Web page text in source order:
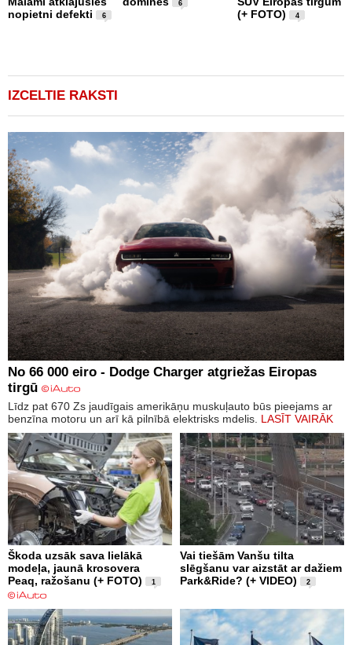
nopietni defekti
6
6
(+ FOTO)
4
IZCELTIE RAKSTI
No 66 000 eiro - Dodge Charger atgriežas Eiropas
tirgū
Līdz pat 670 Zs jaudīgais amerikāņu muskuļauto būs pieejams ar
benzīna motoru un arī kā pilnībā elektrisks mdelis. LASĪT VAIRĀK
Škoda uzsāk sava lielākā
modeļa, jaunā krosovera
Peaq, ražošanu (+ FOTO)
1
Vai tiešām Vanšu tilta
slēgšanu var aizstāt ar dažiem
Park&Ride? (+ VIDEO)
2